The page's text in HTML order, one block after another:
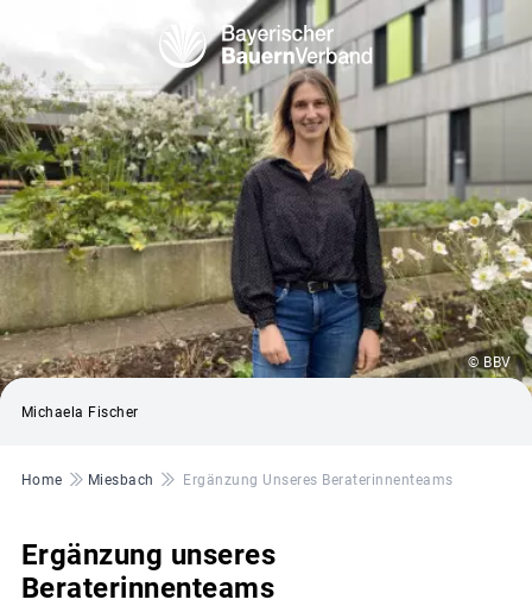
© BBV
Michaela Fischer
Pfadnavigation
Home Miesbach Ergänzung Unseres Beraterinnenteams
Ergänzung unseres
Beraterinnenteams